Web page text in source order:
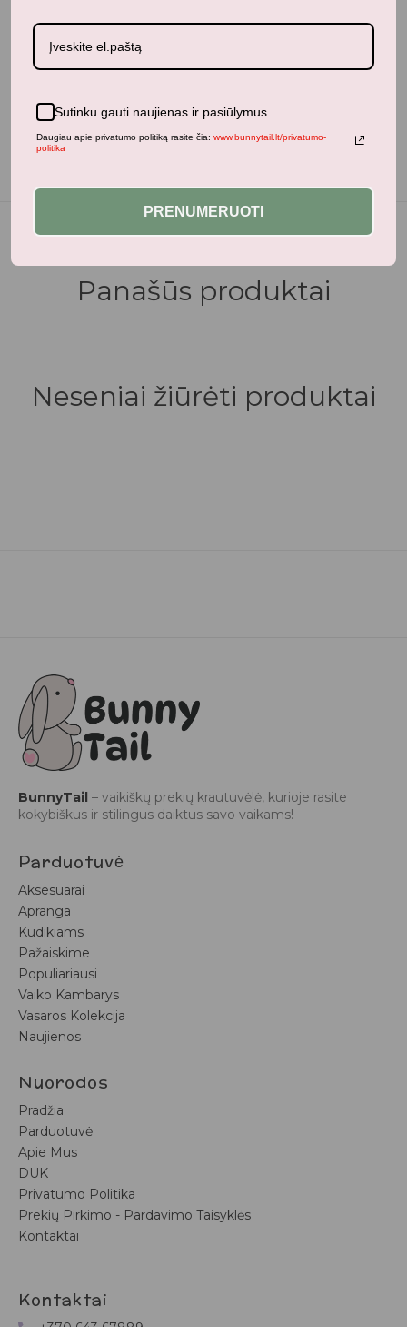
Papildoma informacija
Dydis 30,34
Panašūs produktai
Neseniai žiūrėti produktai
BunnyTail – vaikiškų prekių krautuvėlė, kurioje rasite
kokybiškus ir stilingus daiktus savo vaikams!
Parduotuvė
Aksesuarai
Apranga
Kūdikiams
Pažaiskime
Populiariausi
Vaiko Kambarys
Vasaros Kolekcija
Naujienos
Nuorodos
Pradžia
Parduotuvė
Apie Mus
DUK
Privatumo Politika
Prekių Pirkimo - Pardavimo Taisyklės
Kontaktai
Kontaktai
Sutinku gauti naujienas ir pasiūlymus
Daugiau apie privatumo politiką rasite čia: www.bunnytail.lt/privatumo-
politika
PRENUMERUOTI